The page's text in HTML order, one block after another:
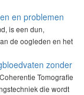
en problemen
is een dun,
de oogleden en het
zonder
Tomografie
die wordt